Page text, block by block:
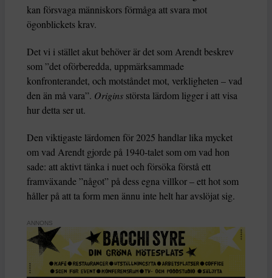
kan försvaga människors förmåga att svara mot
ögonblickets krav.
Det vi i stället akut behöver är det som Arendt beskrev
som ”det oförberedda, uppmärksammade
konfronterandet, och motståndet mot, verkligheten – vad
den än må vara”. Origins största lärdom ligger i att visa
hur detta ser ut.
Den viktigaste lärdomen för 2025 handlar lika mycket
om vad Arendt gjorde på 1940-talet som om vad hon
sade: att aktivt tänka i nuet och försöka förstå ett
framväxande ”något” på dess egna villkor – ett hot som
håller på att ta form men ännu inte helt har avslöjat sig.
ANNONS